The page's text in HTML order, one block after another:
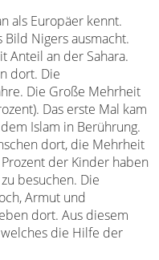
als Europäer kennt.
Bild Nigers ausmacht.
Anteil an der Sahara.
dort. Die
Die Große Mehrheit
Das erste Mal kam
Islam in Berührung.
dort, die Mehrheit
der Kinder haben
besuchen. Die
Armut und
dort. Aus diesem
die Hilfe der